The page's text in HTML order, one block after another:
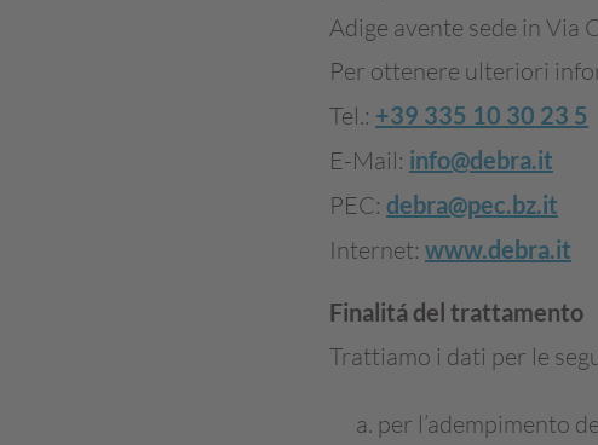
Adige avente sede in
Per ottenere ulteriori
Tel.: +39 335 10 30 23 5
E-Mail: info@debra.it
PEC: debra@pec.bz.it
Internet: www.debra.it
Finalitá del trattamento
Trattiamo i dati per le
per l’adempimento